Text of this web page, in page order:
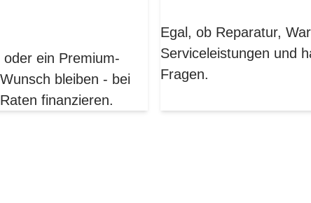
ein Premium-
bleiben - bei
finanzieren.
Egal, ob Reparatur,
Serviceleistungen und
Fragen.